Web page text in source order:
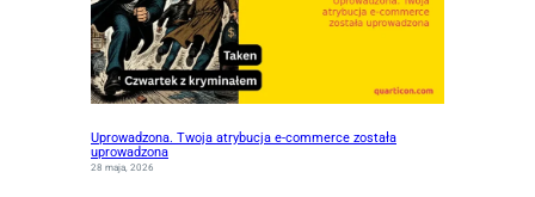
Uprowadzona. Twoja atrybucja e-commerce została
uprowadzona
28 maja, 2026